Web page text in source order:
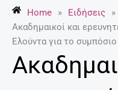
Home » Ειδήσεις »
Ακαδημαικοί και
Ελούντα για το